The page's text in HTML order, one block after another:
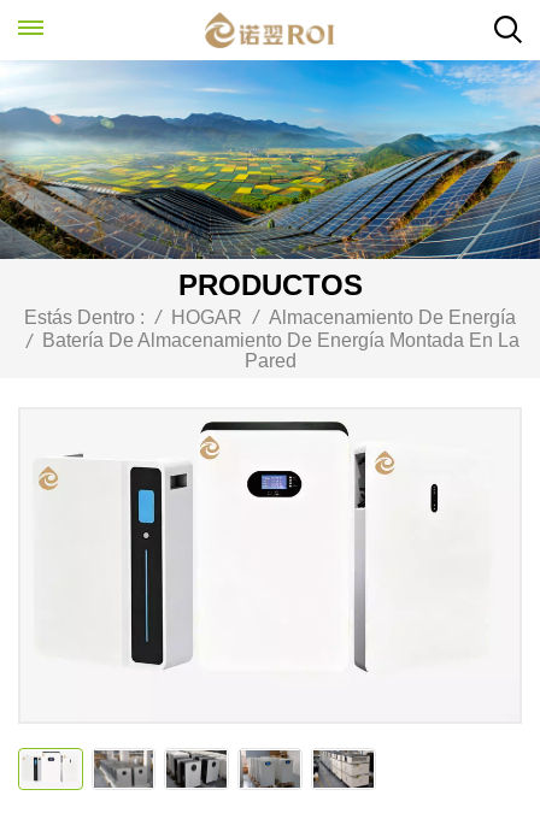
PRODUCTOS
Estás Dentro : / HOGAR / Almacenamiento De Energía
/
Batería De Almacenamiento De Energía Montada En La
Pared